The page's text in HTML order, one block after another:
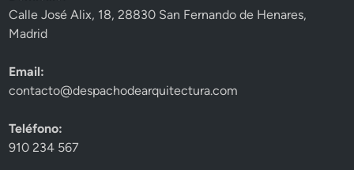
Calle José Alix, 18, 28830 San Fernando de Henares,
Madrid
Email:
contacto@despachodearquitectura.com
Teléfono:
910 234 567